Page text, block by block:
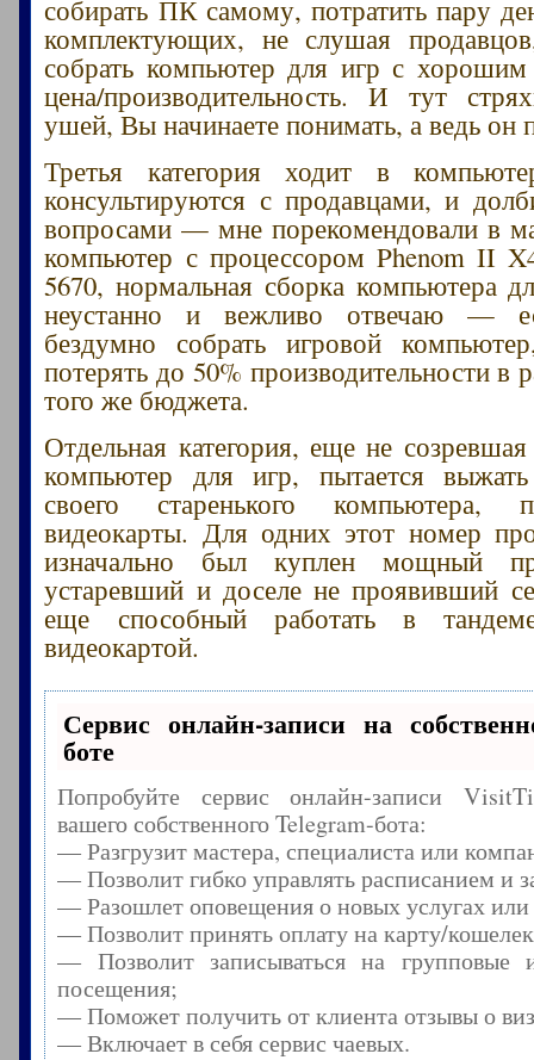
собирать ПК самому, потратить пару
комплектующих, не слушая
собрать компьютер для игр с
цена/производительность. И тут
ушей, Вы начинаете понимать, а ведь он
Третья категория ходит в
консультируются с продавцами, и
вопросами — мне порекомендовали в
компьютер с процессором Phenom II
5670, нормальная сборка компьютера
неустанно и вежливо отвечаю —
бездумно собрать игровой
потерять до 50% производительности в
того же бюджета.
Отдельная категория, еще не
компьютер для игр, пытается
своего старенького компьютера,
видеокарты. Для одних этот номер
изначально был куплен мощный
устаревший и доселе не проявивший
еще способный работать в
видеокартой.
Сервис онлайн-записи на
боте
Попробуйте сервис онлайн-записи
вашего собственного Telegram-бота:
— Разгрузит мастера, специалиста или
— Позволит гибко управлять расписанием и
— Разошлет оповещения о новых услугах
— Позволит принять оплату на карту/
— Позволит записываться на групповые
посещения;
— Поможет получить от клиента отзывы о
— Включает в себя сервис чаевых.